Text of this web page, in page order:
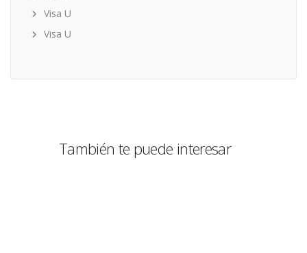
Visa U
Visa U
También te puede interesar